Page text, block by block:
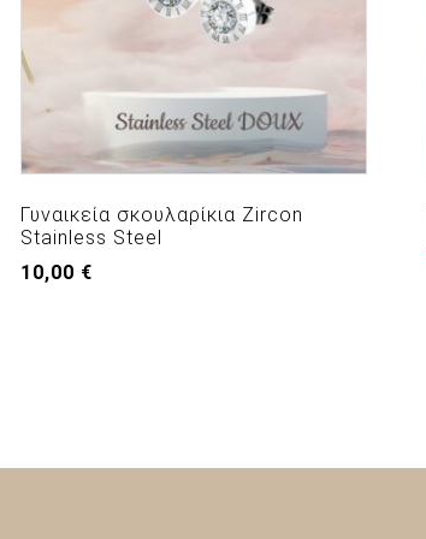
Γυναικεία σκουλαρίκια Zircon
Stainless Steel
10,00 €